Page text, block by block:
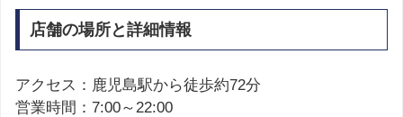
店舗の場所と詳細情報
アクセス：鹿児島駅から徒歩約72分
営業時間：7:00～22:00